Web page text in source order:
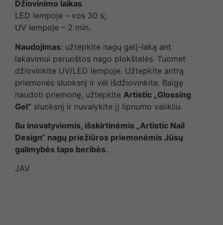
Džiovinimo laikas
LED lempoje – vos 30 s;
UV lempoje – 2 min.
Naudojimas: užtepkite nagų gelį-laką ant
lakavimui paruoštos nago plokštelės. Tuomet
džiovinkite UV/LED lempoje. Užtepkite antrą
priemonės sluoksnį ir vėl išdžiovinkite. Baigę
naudoti priemonę, užtepkite Artistic „Glossing
Gel“ sluoksnį ir nuvalykite jį lipnumo valikliu.
Su inovatyviomis, išskirtinėmis „Artistic Nail
Design“ nagų priežiūros priemonėmis Jūsų
galimybės taps beribės.
JAV